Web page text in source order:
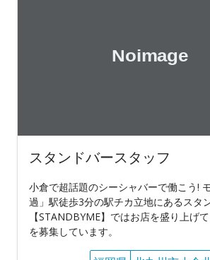
スタンドバースタッフ
小倉で超話題のシーシャバーで働こう!
過」駅徒歩3分の駅チカ立地にあるスタ
【STANDBYME】ではお店を盛り上げ
を募集しています。